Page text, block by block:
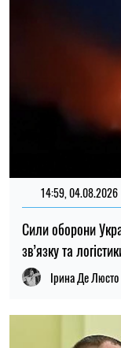
14:30, 04.08.2026
порушення у